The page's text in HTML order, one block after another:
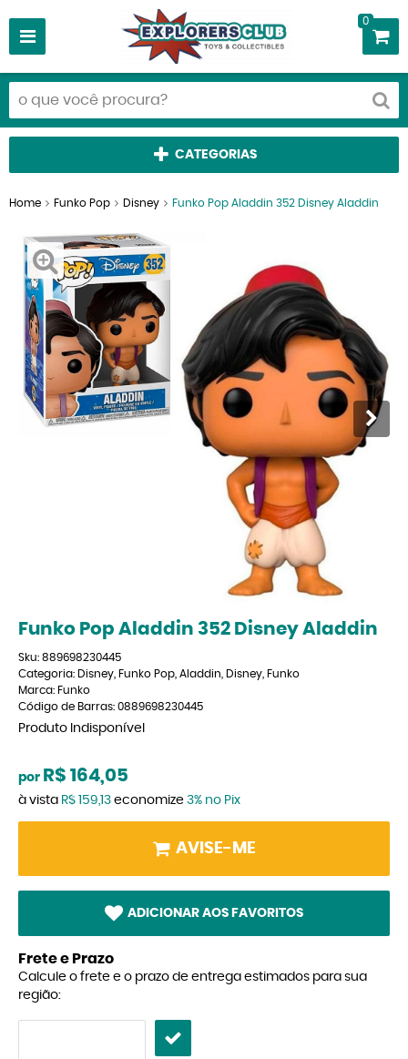
0
CATEGORIAS
Home Funko Pop Disney Funko Pop Aladdin 352 Disney Aladdin
Funko Pop Aladdin 352 Disney Aladdin
Sku: 889698230445
Categoria: Disney Funko Pop Aladdin Disney Funko
Marca: Funko
Código de Barras: 0889698230445
Produto Indisponível
por R$ 164,05
à vista R$ 159,13 economize 3% no Pix
AVISE-ME
ADICIONAR AOS FAVORITOS
Frete e Prazo
Calcule o frete e o prazo de entrega estimados para sua
região: